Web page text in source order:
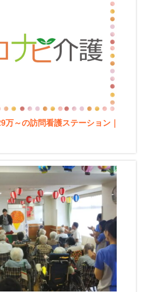
万～の訪問看護ステーション｜